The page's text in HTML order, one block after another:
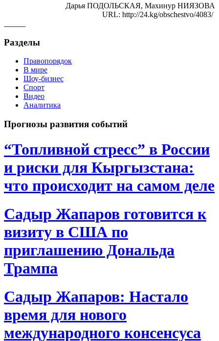
Дарья ПОДОЛЬСКАЯ, Махинур НИЯЗОВА
URL: http://24.kg/obschestvo/4083/
Разделы
Правопорядок
В мире
Шоу-бизнес
Спорт
Видео
Аналитика
Прогнозы развития событий
“Топливной стресс” в России
и риски для Кыргызстана:
что происходит на самом деле
Садыр Жапаров готовится к
визиту в США по
приглашению Дональда
Трампа
Садыр Жапаров: Настало
время для нового
международного консенсуса